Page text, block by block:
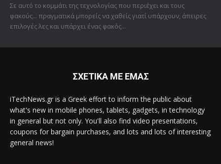
Σε αυτό το κομμάτι της τεχνολογίας που περιέχει και τους
φακούς... πραγματικά μπορείς να χαθείς γιατί υπάρχουν, άπειρες
επιλογές λες και υπάρχει ένας φακός...
ΣΧΕΤΙΚΑ ΜΕ ΕΜΑΣ
iTechNews.gr is a Greek effort to inform the public about
what's new in mobile phones, tablets, gadgets, in technology
in general but not only. You'll also find video presentations,
coupons for bargain purchases, and lots and lots of interesting
general news!